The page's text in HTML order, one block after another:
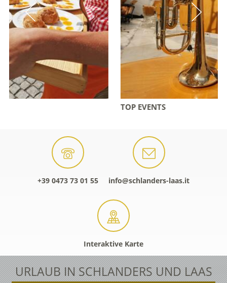
+39 0473 73 01 55 info@schlanders-laas.it
Interaktive Karte
URLAUB IN SCHLANDERS UND LAAS